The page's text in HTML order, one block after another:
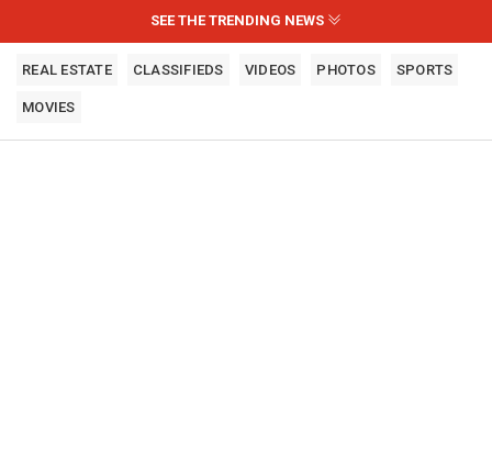
SEE THE TRENDING NEWS
REAL ESTATE CLASSIFIEDS VIDEOS PHOTOS SPORTS
MOVIES